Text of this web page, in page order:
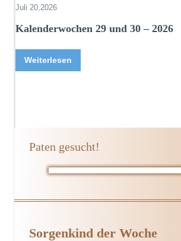
Juli 20,2026
Kalenderwochen 29 und 30 – 2026
Weiterlesen
Paten gesucht!
Sorgenkind der Woche